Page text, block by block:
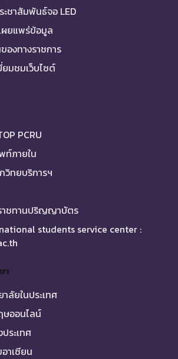
ชาสัมพันธ์จอ LED
ผยแพร่ข้อมูล
องทางราชการ
ยมชมเว็บไซต์
PCRU
ท์ภายใน
วิทยบริการฯ
าชทานปริญญาบัตร
students service center :
า
ลัยในประเทศ
ษออนไลน์
ระเทศ
าเซียน